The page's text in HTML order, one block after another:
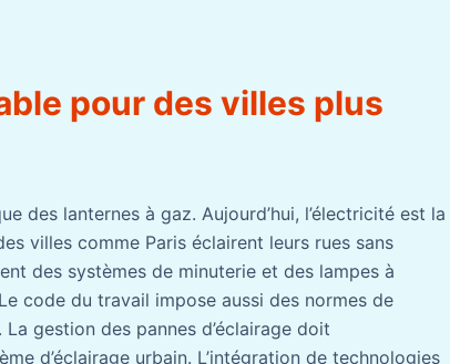
pour des villes plus
des lanternes à gaz. Aujourd’hui, l’électricité est la
villes comme Paris éclairent leurs rues sans
des systèmes de minuterie et des lampes à
code du travail impose aussi des normes de
gestion des pannes d’éclairage doit
d’éclairage urbain. L’intégration de technologies